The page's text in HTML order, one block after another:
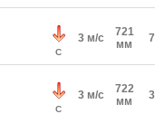
С
3 м/с
721
мм
С
3 м/с
722
мм